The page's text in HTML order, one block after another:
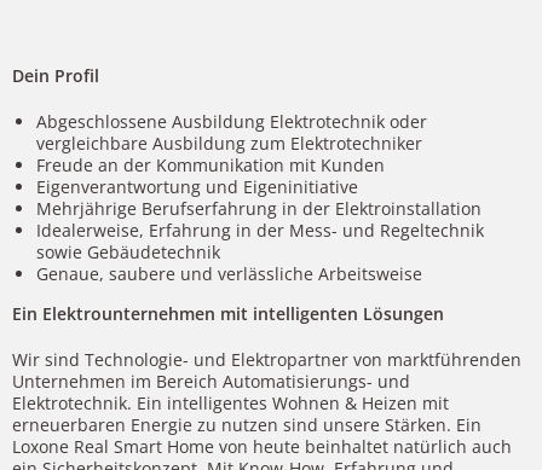
Dein Profil
Abgeschlossene Ausbildung Elektrotechnik oder
vergleichbare Ausbildung zum Elektrotechniker
Freude an der Kommunikation mit Kunden
Eigenverantwortung und Eigeninitiative
Mehrjährige Berufserfahrung in der Elektroinstallation
Idealerweise, Erfahrung in der Mess- und Regeltechnik
sowie Gebäudetechnik
Genaue, saubere und verlässliche Arbeitsweise
Ein Elektrounternehmen mit intelligenten Lösungen
Wir sind Technologie- und Elektropartner von marktführenden
Unternehmen im Bereich Automatisierungs- und
Elektrotechnik. Ein intelligentes Wohnen & Heizen mit
erneuerbaren Energie zu nutzen sind unsere Stärken. Ein
Loxone Real Smart Home von heute beinhaltet natürlich auch